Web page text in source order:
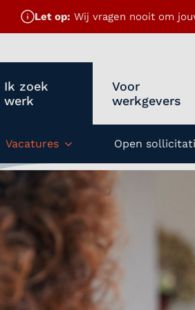
Let op: Wij vragen nooit om
Ik zoek
werk
Voor
werkgevers
Vacatures
Open
Bijzondere Doelgroep